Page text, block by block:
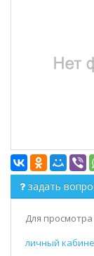
задать
Для
личный